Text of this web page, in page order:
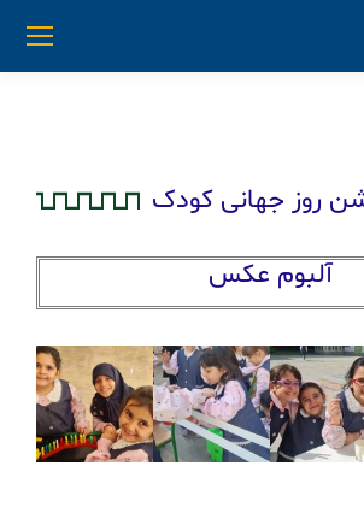
روز جهانی کودک
آلبوم عکس